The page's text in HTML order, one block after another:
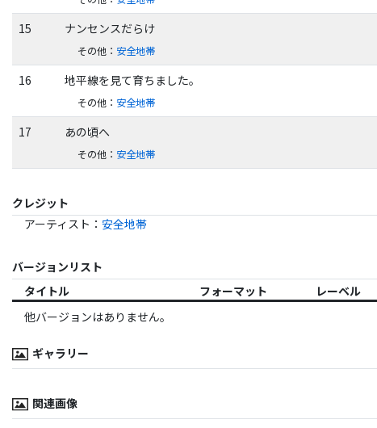
15 ナンセンスだらけ
その他 ： 安全地帯
16 地平線を見て育ちました。
その他 ： 安全地帯
17 あの頃へ
その他 ： 安全地帯
クレジット
アーティスト ： 安全地帯
バージョンリスト
タイトル
フォーマット レーベル
他バージョンはありません。
ギャラリー
関連画像